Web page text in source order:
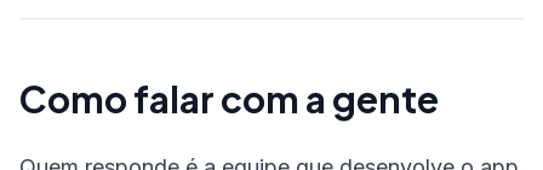
Como falar com a gente